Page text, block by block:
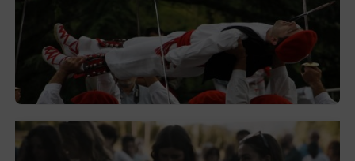
Lorentzo Deunaren jaiak domekan
hasiko dira Montorran eta Berrizen
2026-08-05